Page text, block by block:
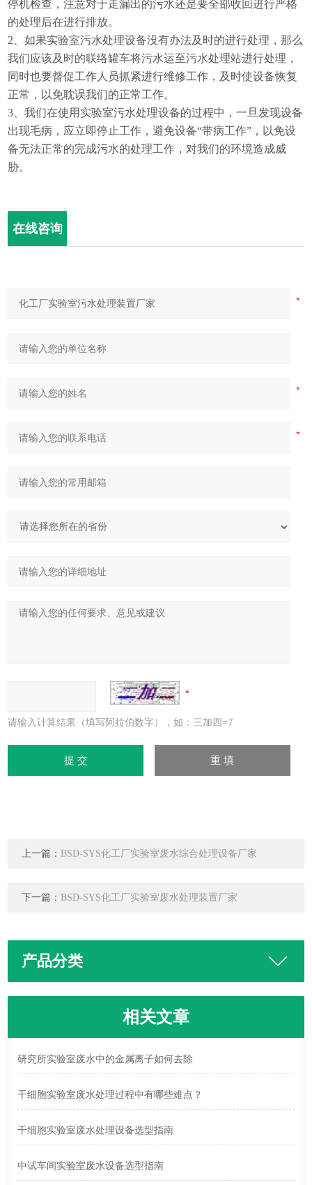
停机检查，注意对于走漏出的污水还是要全部收回进行严格
的处理后在进行排放。
2、如果实验室污水处理设备没有办法及时的进行处理，那么
我们应该及时的联络罐车将污水运至污水处理站进行处理，
同时也要督促工作人员抓紧进行维修工作，及时使设备恢复
正常，以免耽误我们的正常工作。
3、我们在使用实验室污水处理设备的过程中，一旦发现设备
出现毛病，应立即停止工作，避免设备“带病工作”，以免设
备无法正常的完成污水的处理工作，对我们的环境造成威
胁。
在线咨询
请输入计算结果（填写阿拉伯数字），如：三加四=7
上一篇： BSD-SYS化工厂实验室废水综合处理设备厂家
下一篇： BSD-SYS化工厂实验室废水处理装置厂家
产品分类
相关文章
研究所实验室废水中的金属离子如何去除
干细胞实验室废水处理过程中有哪些难点？
干细胞实验室废水处理设备选型指南
中试车间实验室废水设备选型指南